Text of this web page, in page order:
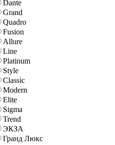
Dante
Grand
Quadro
Fusion
Allure
Line
Platinum
Style
Classic
Modern
Elite
Sigma
Trend
ЭКЗА
Гранд Люкс